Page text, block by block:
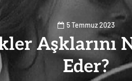
5 Temmuz 2023
Aşklarını
Eder?